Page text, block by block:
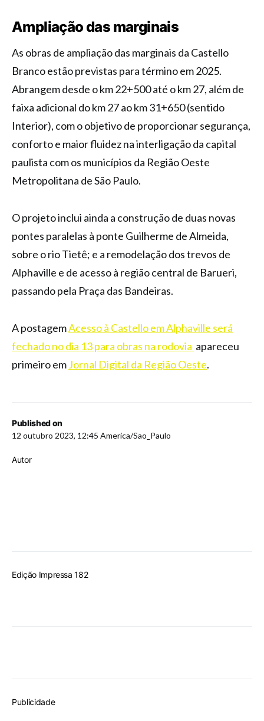
Published on
12 outubro 2023, 12:45 America/Sao_Paulo
Autor
Ampliação das marginais
As obras de ampliação das marginais da Castello
Branco estão previstas para término em 2025.
Abrangem desde o km 22+500 até o km 27, além de
faixa adicional do km 27 ao km 31+650 (sentido
Interior), com o objetivo de proporcionar segurança,
conforto e maior fluidez na interligação da capital
paulista com os municípios da Região Oeste
Metropolitana de São Paulo.
O projeto inclui ainda a construção de duas novas
pontes paralelas à ponte Guilherme de Almeida,
sobre o rio Tietê; e a remodelação dos trevos de
Alphaville e de acesso à região central de Barueri,
passando pela Praça das Bandeiras.
A postagemAcesso à Castello em Alphaville será
fechado no dia 13 para obras na rodovia apareceu
primeiro emJornal Digital da Região Oeste.
Edição Impressa 182
Publicidade